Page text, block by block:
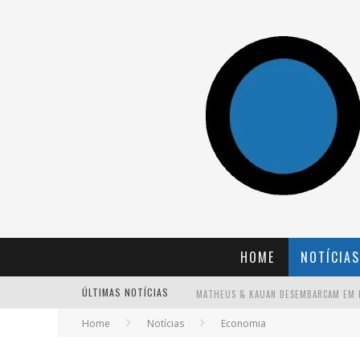
HOME NOTÍCIAS
ÚLTIMAS NOTÍCIAS
Home Notícias Economia